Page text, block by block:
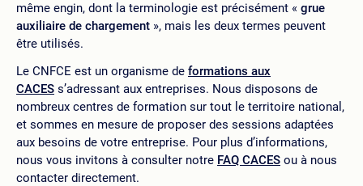
même engin, dont la terminologie est précisément « grue
auxiliaire de chargement », mais les deux termes peuvent
être utilisés.
Le CNFCE est un organisme de formations aux
CACES s’adressant aux entreprises. Nous disposons de
nombreux centres de formation sur tout le territoire national,
et sommes en mesure de proposer des sessions adaptées
aux besoins de votre entreprise. Pour plus d’informations,
nous vous invitons à consulter notre FAQ CACES ou à nous
contacter directement.